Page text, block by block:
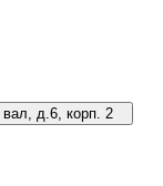
д.6, корп. 2